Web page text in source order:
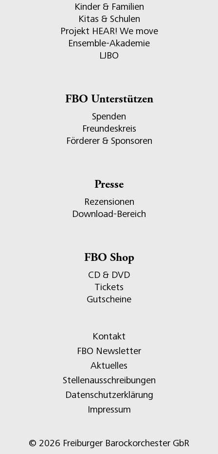
Kinder & Familien
Kitas & Schulen
Projekt HEAR! We move
Ensemble-Akademie
LJBO
FBO Unterstützen
Spenden
Freundeskreis
Förderer & Sponsoren
Presse
Rezensionen
Download-Bereich
FBO Shop
CD & DVD
Tickets
Gutscheine
Kontakt
FBO Newsletter
Aktuelles
Stellenausschreibungen
Datenschutzerklärung
Impressum
© 2026 Freiburger Barockorchester GbR